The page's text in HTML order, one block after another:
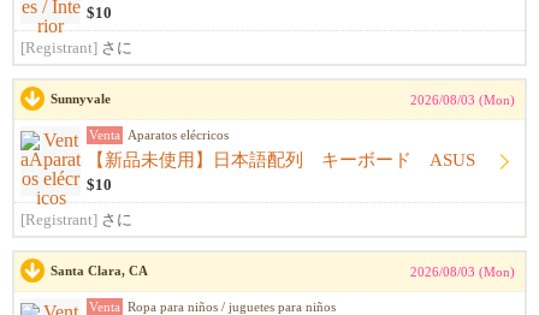
$10
[Registrant] さに
Sunnyvale 2026/08/03 (Mon)
Venta Aparatos elécricos
【新品未使用】日本語配列 キーボード ASUS
$10
[Registrant] さに
Santa Clara, CA 2026/08/03 (Mon)
Venta Ropa para niños / juguetes para niños